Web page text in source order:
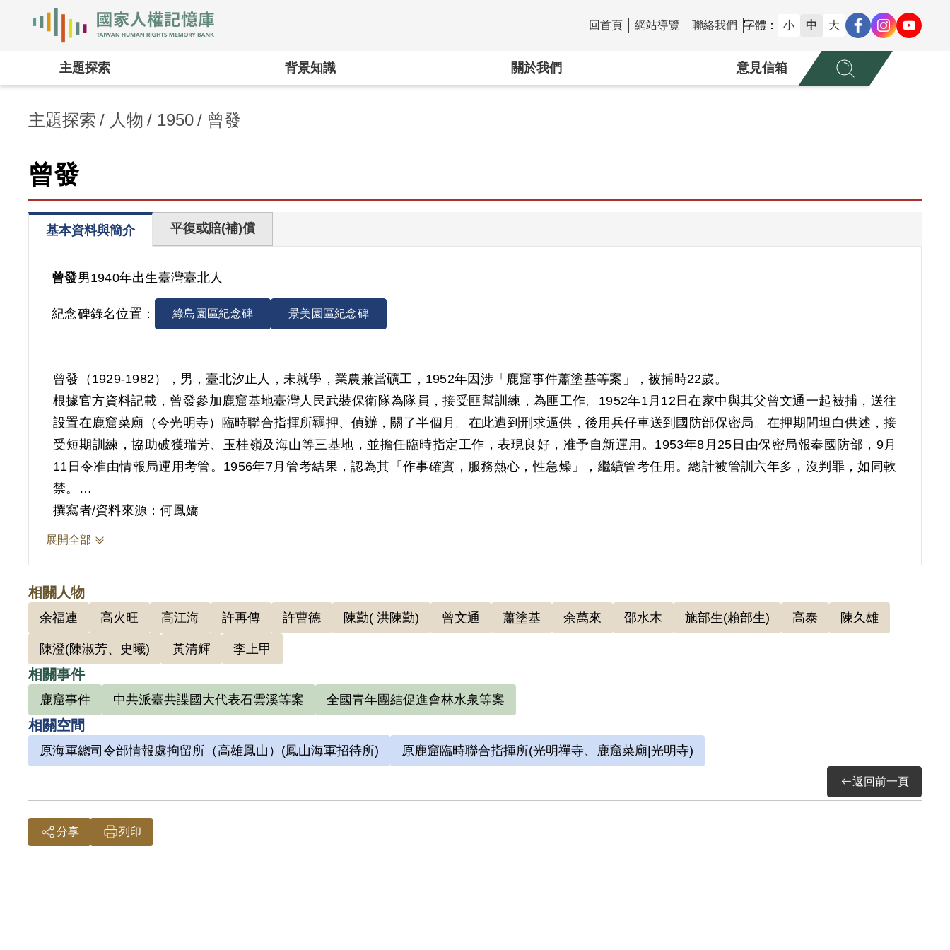
:::
回首頁 網站導覽 聯絡我們 字體： 小 中 大
主題探索 背景知識 關於我們 意見信箱
主題探索 人物 1950 曾發
曾發
基本資料與簡介 平復或賠(補)償
曾發男1940年出生臺灣臺北人
紀念碑錄名位置： 綠島園區紀念碑 景美園區紀念碑
曾發（1929-1982），男，臺北汐止人，未就學，業農兼當礦工，1952年因涉「鹿窟事件蕭塗基等案」，被捕時22歲。
根據官方資料記載，曾發參加鹿窟基地臺灣人民武裝保衛隊為隊員，接受匪幫訓練，為匪工作。1952年1月12日在家中與其父曾文通一起被捕，送往
設置在鹿窟菜廟（今光明寺）臨時聯合指揮所羈押、偵辦，關了半個月。在此遭到刑求逼供，後用兵仔車送到國防部保密局。在押期間坦白供述，接
受短期訓練，協助破獲瑞芳、玉桂嶺及海山等三基地，並擔任臨時指定工作，表現良好，准予自新運用。1953年8月25日由保密局報奉國防部，9月
11日令准由情報局運用考管。1956年7月管考結果，認為其「作事確實，服務熱心，性急燥」，繼續管考任用。總計被管訓六年多，沒判罪，如同軟
禁。
據同時被捕高泰的口訪紀錄，是余萬居招他加入臺灣保衛隊，有次帶一陌生人來，說是詹指導員（許再傳）；後拿單子叫他蓋手印，但沒宣誓。剛蓋
印時沒講什麼，後來就由許再傳、李上甲在草地或大樹下教育他們。他都與高泰、余萬居、余萬來等4人去聽。送到保密局後，最初6個月關在監獄，
大家的意思，乃由陳久雄寫報告要大家簽名送給谷正文，谷看了很生氣，威脅說要槍斃、要送火燒島。後來分三批釋放這些人，曾發是第二批，同批
有15人。自被捕到釋放，共被羈押1,981天。出獄後才娶妻生子，直到過世前都在七星煤礦工作。1982年為幫一年紀大的同事多做一些工作，突被礦
坑滾下來的大石頭砸到，血流滿面，當場死亡。
曾發等這些在鹿窟案中的被感化者，在臺灣人權促進會會長邱晃泉律師的幫助下打冤獄賠償。在陳久雄求助下，谷正文也出庭作證，讓這些沒有判決
書的感化者，得到冤獄賠償。因曾發已過世，遂賠償給他的法定繼承人。
撰寫者/資料來源：何鳳嬌
展開全部
相關人物
余福連 高火旺 高江海 許再傳 許曹德 陳勤( 洪陳勤) 曾文通 蕭塗基 余萬來 邵水木 施部生(賴部生) 高泰 陳久雄
陳澄(陳淑芳、史曦) 黃清輝 李上甲
相關事件
鹿窟事件 中共派臺共諜國大代表石雲溪等案 全國青年團結促進會林水泉等案
相關空間
原海軍總司令部情報處拘留所（高雄鳳山）(鳳山海軍招待所) 原鹿窟臨時聯合指揮所(光明禪寺、鹿窟菜廟|光明寺)
返回前一頁
分享 列印